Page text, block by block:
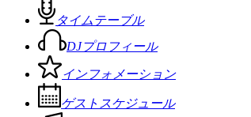
タイムテーブル
DJプロフィール
インフォメーション
ゲストスケジュール